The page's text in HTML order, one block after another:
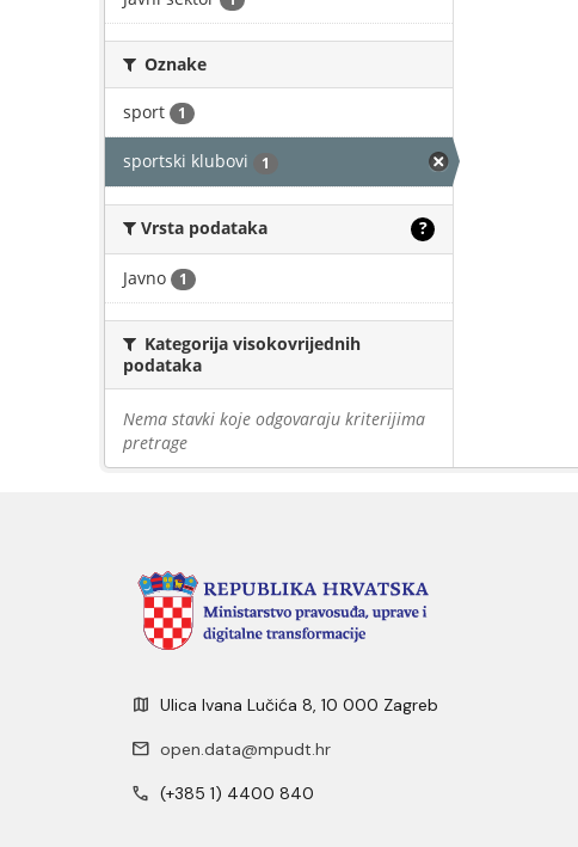
Oznake
sport 1
sportski klubovi 1
Vrsta podataka ?
Javno 1
Kategorija visokovrijednih
podataka
Nema stavki koje odgovaraju kriterijima
pretrage